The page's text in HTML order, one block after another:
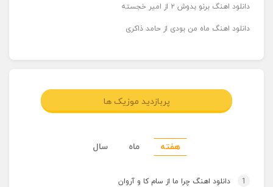
دانلود اهنگ برنو بدوش ۲ از امیر خجسته
دانلود اهنگ ماه من بودی از حامد ذاکری
پربازدید موزیک ها
هفته ماه سال
1 دانلود اهنگ چرا ما از سام کا و آروان